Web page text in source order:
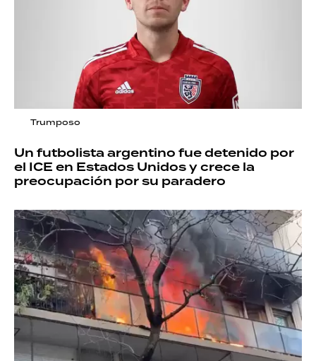
Trumposo
Un futbolista argentino fue detenido por
el ICE en Estados Unidos y crece la
preocupación por su paradero